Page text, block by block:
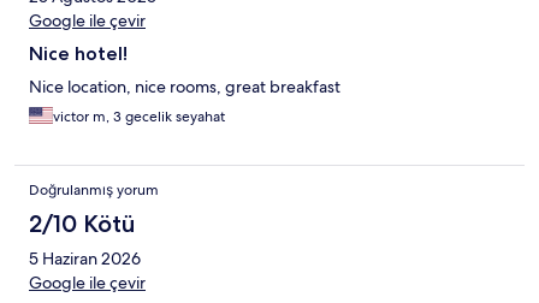
Google ile çevir
Nice hotel!
Nice location, nice rooms, great breakfast
victor m, 3 gecelik seyahat
Doğrulanmış yorum
2/10 Kötü
5 Haziran 2026
Google ile çevir